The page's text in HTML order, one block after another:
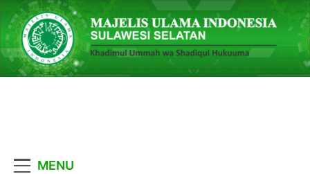
Skip
to
content
MENU